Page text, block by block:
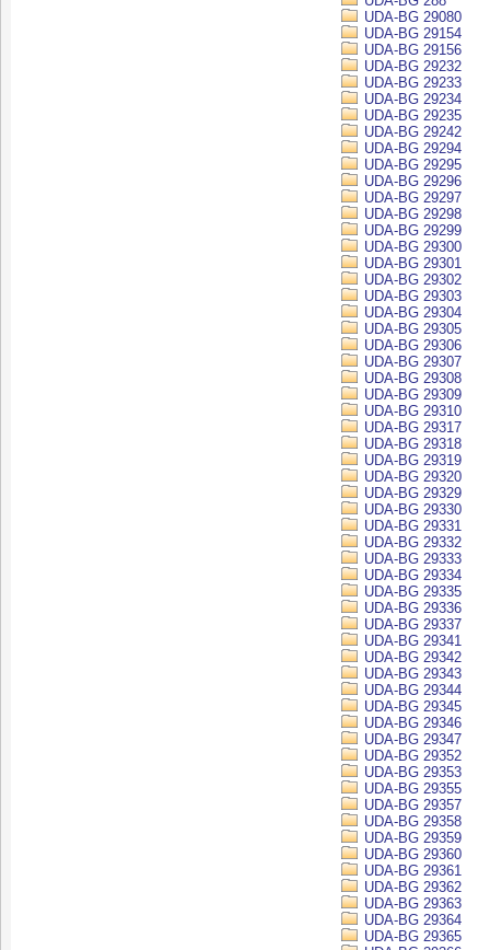
UDA-BG 29080
UDA-BG 29154
UDA-BG 29156
UDA-BG 29232
UDA-BG 29233
UDA-BG 29234
UDA-BG 29235
UDA-BG 29242
UDA-BG 29294
UDA-BG 29295
UDA-BG 29296
UDA-BG 29297
UDA-BG 29298
UDA-BG 29299
UDA-BG 29300
UDA-BG 29301
UDA-BG 29302
UDA-BG 29303
UDA-BG 29304
UDA-BG 29305
UDA-BG 29306
UDA-BG 29307
UDA-BG 29308
UDA-BG 29309
UDA-BG 29310
UDA-BG 29317
UDA-BG 29318
UDA-BG 29319
UDA-BG 29320
UDA-BG 29329
UDA-BG 29330
UDA-BG 29331
UDA-BG 29332
UDA-BG 29333
UDA-BG 29334
UDA-BG 29335
UDA-BG 29336
UDA-BG 29337
UDA-BG 29341
UDA-BG 29342
UDA-BG 29343
UDA-BG 29344
UDA-BG 29345
UDA-BG 29346
UDA-BG 29347
UDA-BG 29352
UDA-BG 29353
UDA-BG 29355
UDA-BG 29357
UDA-BG 29358
UDA-BG 29359
UDA-BG 29360
UDA-BG 29361
UDA-BG 29362
UDA-BG 29363
UDA-BG 29364
UDA-BG 29365